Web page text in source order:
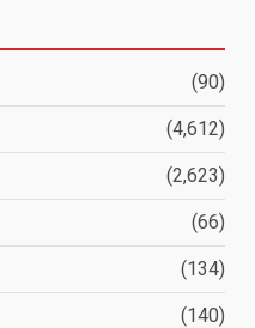
(90)
(4,612)
(2,623)
(66)
(134)
(140)